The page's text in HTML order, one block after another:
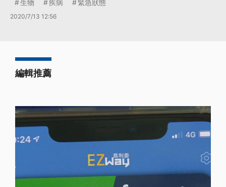
生物 疾病 緊急狀態
2020/7/13 12:56
編輯推薦